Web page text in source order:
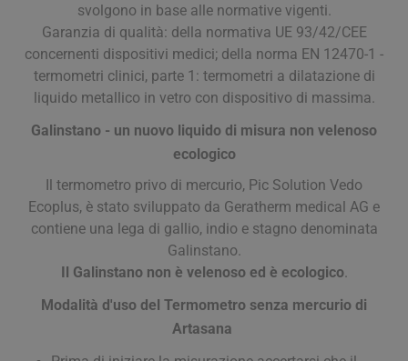
svolgono in base alle normative vigenti.
Garanzia di qualità: della normativa UE 93/42/CEE
concernenti dispositivi medici; della norma EN 12470-1 -
termometri clinici, parte 1: termometri a dilatazione di
liquido metallico in vetro con dispositivo di massima.
Galinstano - un nuovo liquido di misura non velenoso
ecologico
Il termometro privo di mercurio, Pic Solution Vedo
Ecoplus, è stato sviluppato da Geratherm medical AG e
contiene una lega di gallio, indio e stagno denominata
Galinstano.
Il Galinstano non è velenoso ed è ecologico.
Modalità d'uso del Termometro senza mercurio di
Artasana